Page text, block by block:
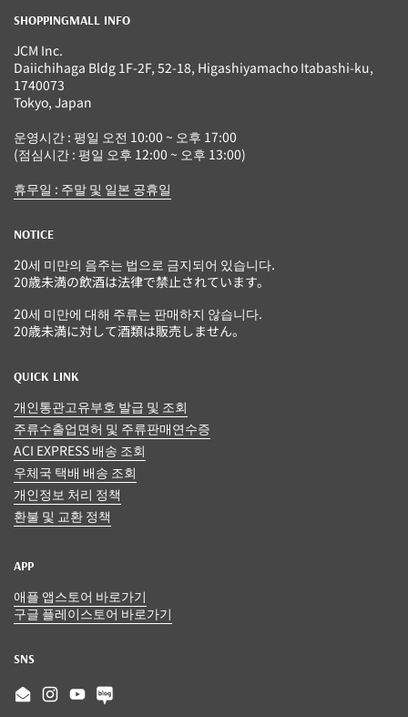
SHOPPINGMALL INFO
JCM Inc.
Daiichihaga Bldg 1F-2F, 52-18, Higashiyamacho Itabashi-ku,
1740073
Tokyo, Japan
운영시간 : 평일 오전 10:00 ~ 오후 17:00
(점심시간 : 평일 오후 12:00 ~ 오후 13:00)
휴무일 : 주말 및 일본 공휴일
NOTICE
20세 미만의 음주는 법으로 금지되어 있습니다.
20歳未満の飲酒は法律で禁止されています。
20세 미만에 대해 주류는 판매하지 않습니다.
20歳未満に対して酒類は販売しません。
QUICK LINK
개인통관고유부호 발급 및 조회
주류수출업면허 및 주류판매연수증
ACI EXPRESS 배송 조회
우체국 택배 배송 조회
개인정보 처리 정책
환불 및 교환 정책
APP
애플 앱스토어 바로가기
구글 플레이스토어 바로가기
SNS
EmailInstagram
YouTube